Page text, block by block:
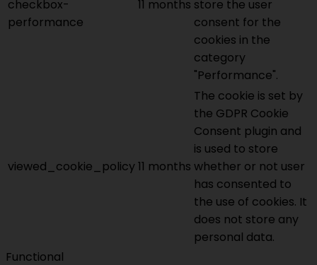
checkbox-
performance
11 months store the user
consent for the
cookies in the
category
"Performance".
viewed_cookie_policy11 months
The cookie is set by
the GDPR Cookie
Consent plugin and
is used to store
whether or not user
has consented to
the use of cookies. It
does not store any
personal data.
Functional